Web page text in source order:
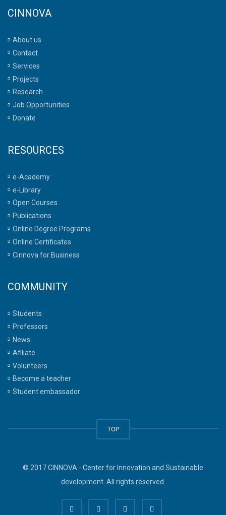
CINNOVA
About us
Contact
Services
Projects
Research
Job Opportunities
Donate
RESOURCES
e-Academy
e-Library
Open Courses
Publications
Online Degree Programs
Online Certificates
Cinnova for Business
COMMUNITY
Students
Professors
News
Afiliate
Volunteers
Become a teacher
Student embassador
TOP
© 2017 CINNOVA - Center for Innovation and Sustainable
development. All rights reserved.